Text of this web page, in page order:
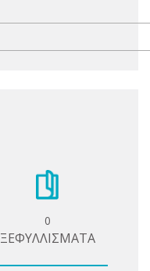
0
ΞΕΦΥΛΛΙΣΜΑΤΑ